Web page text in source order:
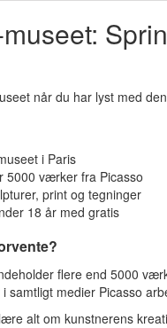
når du har lyst med
i Paris
5000 værker fra Picasso
print og tegninger
18 år med gratis
flere end 5000
samtligt medier Picasso
alt om kunstnerens